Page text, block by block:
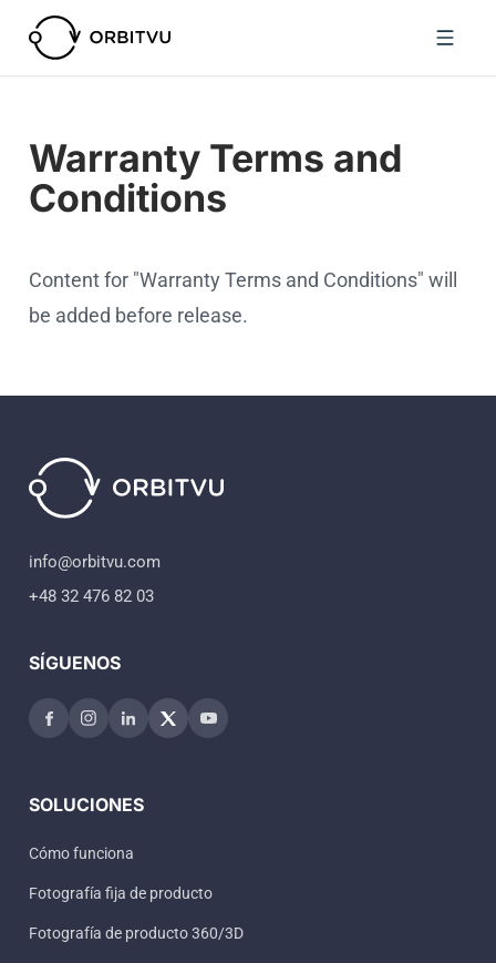
Warranty Terms and
Conditions
Content for "Warranty Terms and Conditions" will
be added before release.
info@orbitvu.com
+48 32 476 82 03
SÍGUENOS
SOLUCIONES
Cómo funciona
Fotografía fija de producto
Fotografía de producto 360/3D